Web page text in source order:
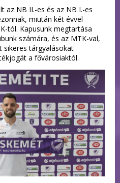
az NB II.-es és az NB I.-es
miután két évvel
tól. Kapusunk megtartása
számára, és az MTK-val,
tárgyalásokat
a fővárosiaktól.